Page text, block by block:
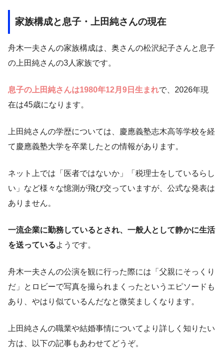
家族構成と息子・上田純さんの現在
舟木一夫さんの家族構成は、奥さんの松沢紀子さんと息子
の上田純さんの3人家族です。
息子の上田純さんは1980年12月9日生まれで、2026年現
在は45歳になります。
上田純さんの学歴については、慶應義塾志木高等学校を経
て慶應義塾大学を卒業したとの情報があります。
ネット上では「医者ではないか」「税理士をしているらし
い」など様々な憶測が飛び交っていますが、公式な発表は
ありません。
一流企業に勤務しているとされ、一般人として静かに生活
を送っているようです。
舟木一夫さんの公演を観に行った際には「父親にそっくり
だ」とロビーで写真を撮られまくったというエピソードも
あり、やはり似ているんだなと微笑ましくなります。
上田純さんの職業や結婚事情についてより詳しく知りたい
方は、以下の記事もあわせてどうぞ。